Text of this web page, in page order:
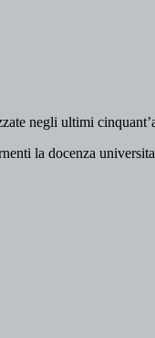
negli ultimi
la docenza